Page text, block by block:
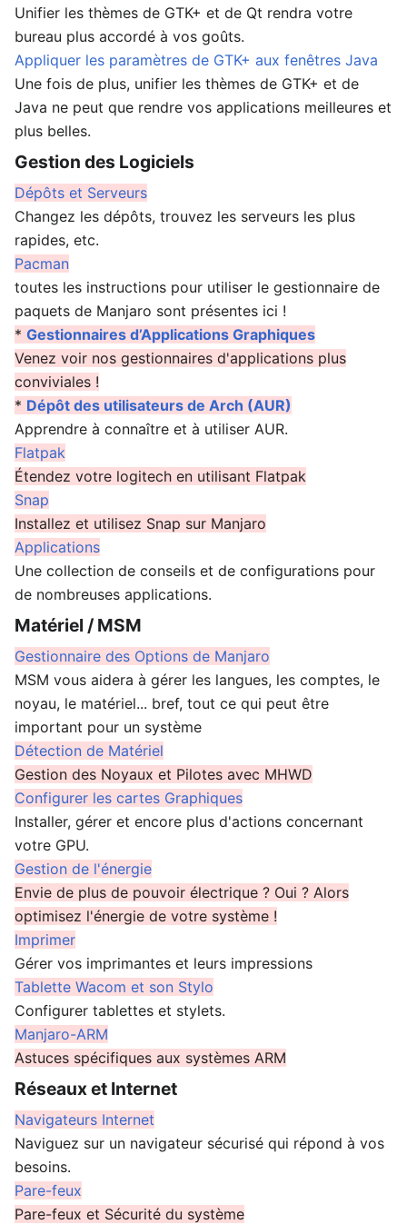
Unifier les thèmes de GTK+ et de Qt rendra votre
bureau plus accordé à vos goûts.
Appliquer les paramètres de GTK+ aux fenêtres Java
Une fois de plus, unifier les thèmes de GTK+ et de
Java ne peut que rendre vos applications meilleures et
plus belles.
Gestion des Logiciels
Dépôts et Serveurs
Changez les dépôts, trouvez les serveurs les plus
rapides, etc.
Pacman
toutes les instructions pour utiliser le gestionnaire de
paquets de Manjaro sont présentes ici !
* Gestionnaires d’Applications Graphiques
Venez voir nos gestionnaires d'applications plus
conviviales !
* Dépôt des utilisateurs de Arch (AUR)
Apprendre à connaître et à utiliser AUR.
Flatpak
Étendez votre logitech en utilisant Flatpak
Snap
Installez et utilisez Snap sur Manjaro
Applications
Une collection de conseils et de configurations pour
de nombreuses applications.
Matériel / MSM
Gestionnaire des Options de Manjaro
MSM vous aidera à gérer les langues, les comptes, le
noyau, le matériel... bref, tout ce qui peut être
important pour un système
Détection de Matériel
Gestion des Noyaux et Pilotes avec MHWD
Configurer les cartes Graphiques
Installer, gérer et encore plus d'actions concernant
votre GPU.
Gestion de l'énergie
Envie de plus de pouvoir électrique ? Oui ? Alors
optimisez l'énergie de votre système !
Imprimer
Gérer vos imprimantes et leurs impressions
Tablette Wacom et son Stylo
Configurer tablettes et stylets.
Manjaro-ARM
Astuces spécifiques aux systèmes ARM
Réseaux et Internet
Navigateurs Internet
Naviguez sur un navigateur sécurisé qui répond à vos
besoins.
Pare-feux
Pare-feux et Sécurité du système